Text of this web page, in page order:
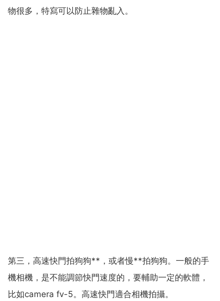
物很多，特寫可以防止雜物亂入。
第三，高速快門拍狗狗**，或者慢**拍狗狗。一般的手
機相機，是不能調節快門速度的，要輔助一定的軟體，
比如camera fv-5。高速快門適合相機拍攝。